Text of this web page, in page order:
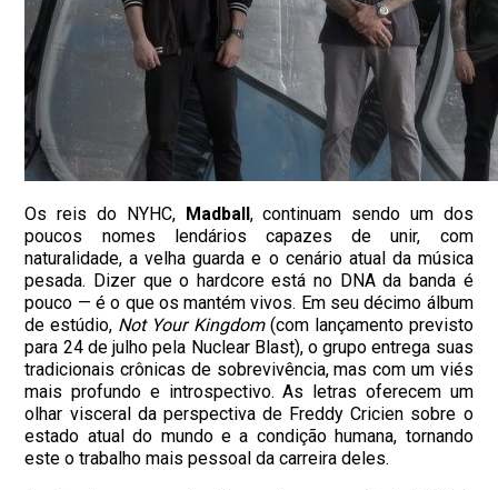
Os reis do NYHC, Madball, continuam sendo um dos
poucos nomes lendários capazes de unir, com
naturalidade, a velha guarda e o cenário atual da música
pesada. Dizer que o hardcore está no DNA da banda é
pouco — é o que os mantém vivos. Em seu décimo álbum
de estúdio, Not Your Kingdom(com lançamento previsto
para 24 de julho pela Nuclear Blast), o grupo entrega suas
tradicionais crônicas de sobrevivência, mas com um viés
mais profundo e introspectivo. As letras oferecem um
olhar visceral da perspectiva de Freddy Cricien sobre o
estado atual do mundo e a condição humana, tornando
este o trabalho mais pessoal da carreira deles.